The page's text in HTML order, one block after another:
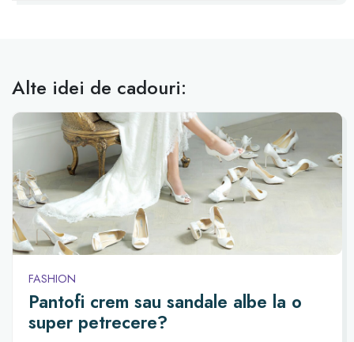
Alte idei de cadouri:
FASHION
Pantofi crem sau sandale albe la o
super petrecere?